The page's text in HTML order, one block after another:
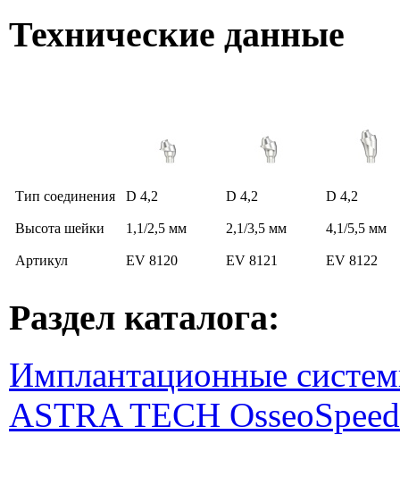
Технические данные
Тип соединения D 4,2 D 4,2 D 4,2
Высота шейки 1,1/2,5 мм 2,1/3,5 мм 4,1/5,5 мм
Артикул EV 8120 EV 8121 EV 8122
Раздел каталога:
Имплантационные
ASTRA TECH